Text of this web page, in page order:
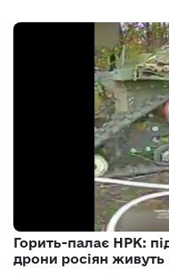
Горить-палає НРК:
дрони росіян живуть